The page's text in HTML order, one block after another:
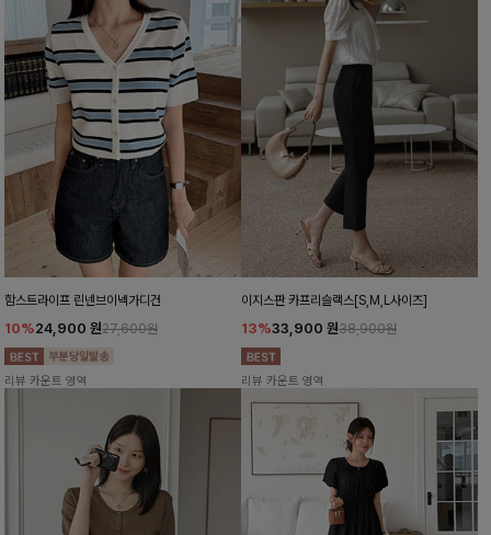
함스트라이프 린넨브이넥가디건
10%24,900 원27,600원
리뷰 카운트 영역
이지스판 카프리슬랙스[S,M,L사이즈]
13%33,900 원38,900원
리뷰 카운트 영역